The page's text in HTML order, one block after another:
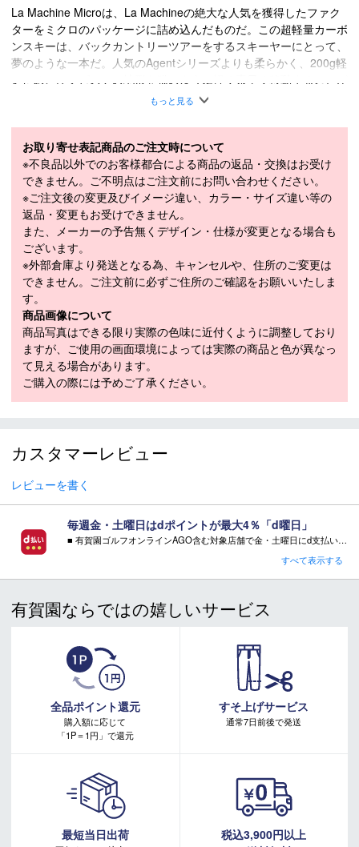
La Machine Microは、La Machineの絶大な人気を獲得したファク
ターをミクロのパッケージに詰め込んだものだ。この超軽量カーボ
ンスキーは、バックカントリーツアーをするスキーヤーにとって、
夢のような一本だ。人気のAgentシリーズよりも柔らかく、200g軽
できる。先進的なウルトラロッカー形状は、変化に富んだ雪質でも
ネルギーを100％使用した、高い品質と耐久性を誇るオーストリア
製の構造を採用している。
軽量パウローニアコア・フルカーボンレイヤー・エクステンディッ
ドトップ・テールロッカー
SPECIFICATION
モデル
FCSKW2324-LAM1-ZZ
LENGTH（cm）
156cm / 163cm / 170cm / 177cm / 182cm
メーカー推奨セン
ター
170cmの場合(Newschool):ドセンターより
SIDECUT（mm）
156cm（120-91-111mm）、163cm（120-
91-111mm）、170cm（120-91-111mm）、
177cm（120-91-111mm）、182cm（120-
91-111mm）
WEIGHT（1/2g）
モデル年
2025-2026
＊商品情報はディーラーカタログを基に表記しております。
ざいます。
＊製造上におきる細かい傷・汚れは、不良品に該当はしませ
＊店頭在庫と共有をしております。タイミングにより完売す
る場合がございます。
＊当WEBサイトにてビンディングを同時購入及びお持込みの
場合、取付工賃は無料です。
い合わせください。
もっと見る
お取り寄せ表記商品のご注文時について
※不良品以外でのお客様都合による商品の返品・交換はお受け
できません。ご不明点はご注文前にお問い合わせください。
※ご注文後の変更及びイメージ違い、カラー・サイズ違い等の
返品・変更もお受けできません。
また、メーカーの予告無くデザイン・仕様が変更となる場合も
ございます。
※外部倉庫より発送となる為、キャンセルや、住所のご変更は
できません。ご注文前に必ずご住所のご確認をお願いいたしま
す。
商品画像について
商品写真はできる限り実際の色味に近付くように調整しており
ますが、ご使用の画面環境によっては実際の商品と色が異なっ
て見える場合があります。
ご購入の際には予めご了承ください。
カスタマーレビュー
レビューを書く
毎週金・土曜日はdポイントが最大4％「d曜日」
■ 有賀園ゴルフオンラインAGO含む対象店舗で金・土曜日にd支払いをすると
■ キャンペーン期間：毎週 金・土曜日 AM 0:00 - PM 23:59
注意事項：
・有賀園ポイントの獲得には別途ログイン/新規登録が必要です。
・本特典は予告なく変更・中止させて頂く場合があります。
・本キャンペーンの特典を受ける場合、ドコモ専用ページでエントリーが必要です。
詳しくはこちらをご確認ください。
キャンペーンページ
すべて表示する
有賀園ならではの嬉しいサービス
全品ポイント還元
購入額に応じて
「1P＝1円」で還元
すそ上げサービス
通常7日前後で発送
最短当日出荷
税込3,900円以上